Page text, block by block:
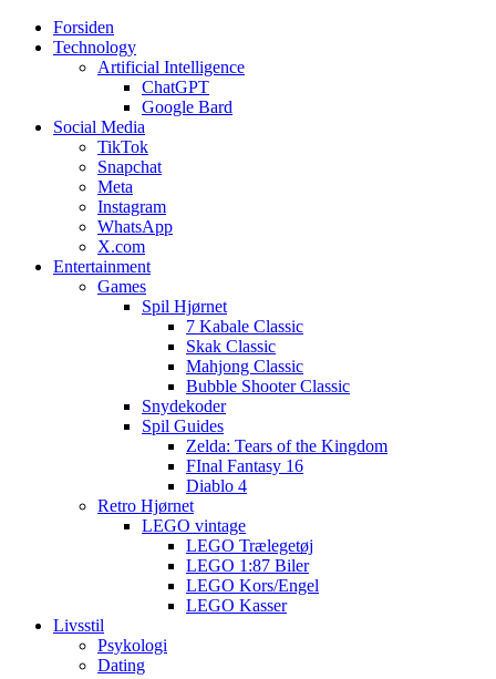
Web3zero.dk
Web3zero.dk
Forsiden
Technology
Artificial Intelligence
ChatGPT
Google Bard
Social Media
TikTok
Snapchat
Meta
Instagram
WhatsApp
X.com
Entertainment
Games
Spil Hjørnet
7 Kabale Classic
Skak Classic
Mahjong Classic
Bubble Shooter Classic
Snydekoder
Spil Guides
Zelda: Tears of the Kingdom
FInal Fantasy 16
Diablo 4
Retro Hjørnet
LEGO vintage
LEGO Trælegetøj
LEGO 1:87 Biler
LEGO Kors/Engel
LEGO Kasser
Livsstil
Psykologi
Dating